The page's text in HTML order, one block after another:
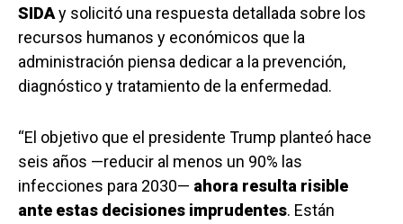
SIDAy solicitó una respuesta detallada sobre los
recursos humanos y económicos que la
administración piensa dedicar a la prevención,
diagnóstico y tratamiento de la enfermedad.
“El objetivo que el presidente Trump planteó hace
seis años —reducir al menos un 90% las
infecciones para 2030— ahora resulta risible
ante estas decisiones imprudentes. Están